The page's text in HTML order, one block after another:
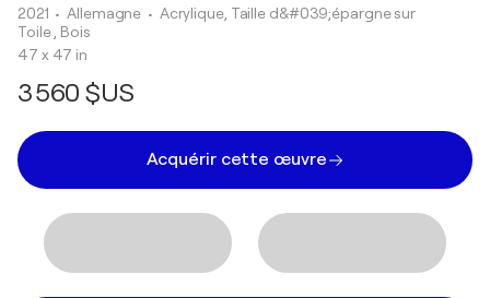
2021 • Allemagne • Acrylique, Taille d&#039;épargne sur
Toile , Bois
47 x 47 in
3 560 $US
Acquérir cette œuvre